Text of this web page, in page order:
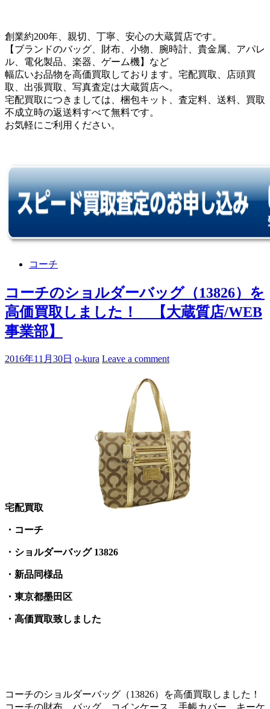
創業約200年、親切、丁寧、安心の大蔵質店です。
【ブランドのバッグ、財布、小物、腕時計、貴金属、アパレ
ル、電化製品、楽器、ゲーム機】など
幅広いお品物を高価買取しております。宅配買取、店頭買
取、出張買取、写真査定は大蔵質店へ。
宅配買取につきましては、梱包キット、査定料、送料、買取
不成立時の返送料すべて無料です。
お気軽にご利用ください。
コーチ
コーチのショルダーバッグ（13826）を
高価買取しました！ 【大蔵質店/WEB
事業部】
2016年11月30日 o-kura Leave a comment
宅配買取
・コーチ
・ショルダーバッグ 13826
・新品同様品
・東京都墨田区
・高価買取致しました
コーチのショルダーバッグ（13826）を高価買取しました！